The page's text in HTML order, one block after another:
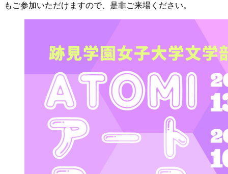
もご参加いただけますので、是非ご来場ください。